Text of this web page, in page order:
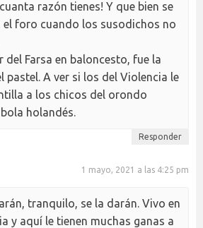
cuanta razón tienes! Y que bien se
el foro cuando los susodichos no
del Farsa en baloncesto, fue la
pastel. A ver si los del Violencia le
a los chicos del orondo
holandés.
Responder
1 mayo, 2021 a las 4:25 pm
tranquilo, se la darán. Vivo en
y aquí le tienen muchas ganas a